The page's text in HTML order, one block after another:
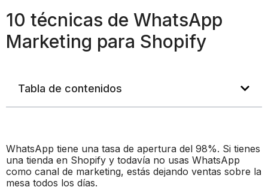
10 técnicas de WhatsApp
Marketing para Shopify
Tabla de contenidos
WhatsApp tiene una tasa de apertura del 98%. Si tienes
una tienda en Shopify y todavía no usas WhatsApp
como canal de marketing, estás dejando ventas sobre la
mesa todos los días.